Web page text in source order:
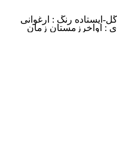
ایستاده رنگ : ارغوانی